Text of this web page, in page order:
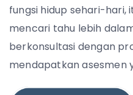
fungsi hidup sehari-hari,
mencari tahu lebih
berkonsultasi dengan
mendapatkan asesmen